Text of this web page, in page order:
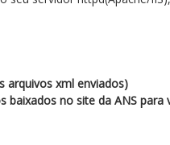
arquivos xml enviados)
baixados no site da ANS para